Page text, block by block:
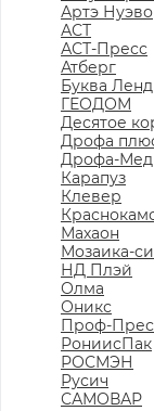
Артэ Нуэво
АСТ
АСТ-Пресс
Атберг
Буква Ленд
ГЕОДОМ
Десятое
Дрофа
Дрофа-
Карапуз
Клевер
Махаон
Мозаика-
НД Плэй
Олма
Оникс
Проф-
РониисПак
РОСМЭН
Русич
САМОВАР